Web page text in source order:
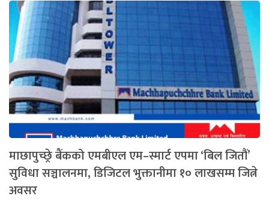
माछापुच्छ्रे बैंकको एमबीएल एम–स्मार्ट एपमा ‘बिल जितौं’
सुविधा सञ्चालनमा, डिजिटल भुक्तानीमा १० लाखसम्म जित्ने
अवसर